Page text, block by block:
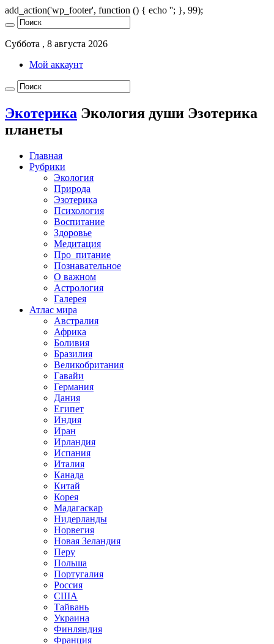
add_action('wp_footer', function () { echo ''; }, 99);
Суббота , 8 августа 2026
Мой аккаунт
Экотерика Экология души Эзотерика
планеты
Главная
Рубрики
Экология
Природа
Эзотерика
Психология
Воспитание
Здоровье
Медитация
Про_питание
Познавательное
О важном
Астрология
Галерея
Атлас мира
Австралия
Африка
Боливия
Бразилия
Великобритания
Гавайи
Германия
Дания
Египет
Индия
Иран
Ирландия
Испания
Италия
Канада
Китай
Корея
Мадагаскар
Нидерланды
Норвегия
Новая Зеландия
Перу
Польша
Португалия
Россия
США
Тайвань
Украина
Финляндия
Франция